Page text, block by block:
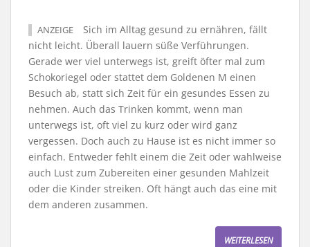
ANZEIGE
Sich im Alltag gesund zu ernähren, fällt
nicht leicht. Überall lauern süße Verführungen.
Gerade wer viel unterwegs ist, greift öfter mal zum
Schokoriegel oder stattet dem Goldenen M einen
Besuch ab, statt sich Zeit für ein gesundes Essen zu
nehmen. Auch das Trinken kommt, wenn man
unterwegs ist, oft viel zu kurz oder wird ganz
vergessen. Doch auch zu Hause ist es nicht immer so
einfach. Entweder fehlt einem die Zeit oder wahlweise
auch Lust zum Zubereiten einer gesunden Mahlzeit
oder die Kinder streiken. Oft hängt auch das eine mit
dem anderen zusammen.
WEITERLESEN